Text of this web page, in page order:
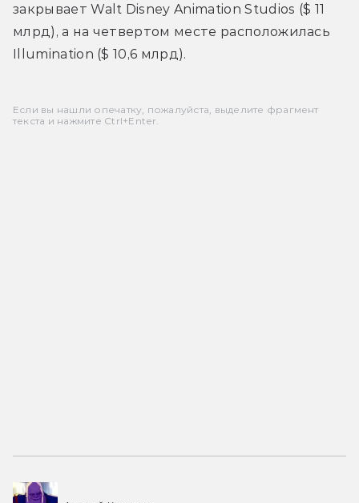
закрывает Walt Disney Animation Studios ($ 11
млрд), а на четвертом месте расположилась
Illumination ($ 10,6 млрд).
Если вы нашли опечатку, пожалуйста, выделите фрагмент
текста и нажмите Ctrl+Enter.